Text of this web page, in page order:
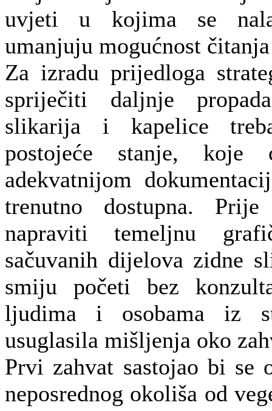
uvjeti u kojima se
umanjuju mogućnost
Za izradu prijedloga
spriječiti daljnje
slikarija i kapelice
postojeće stanje, koje
adekvatnijom
trenutno dostupna.
napraviti temeljnu
sačuvanih dijelova zidne
smiju početi bez
ljudima i osobama iz
usuglasila mišljenja oko
Prvi zahvat sastojao bi se
neposrednog okoliša od